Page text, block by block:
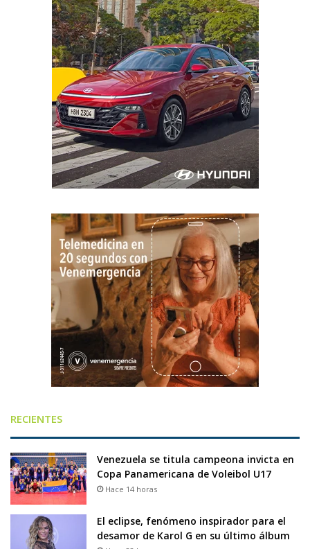
RECIENTES
Venezuela se titula campeona invicta en
Copa Panamericana de Voleibol U17
Hace 14 horas
El eclipse, fenómeno inspirador para el
desamor de Karol G en su último álbum